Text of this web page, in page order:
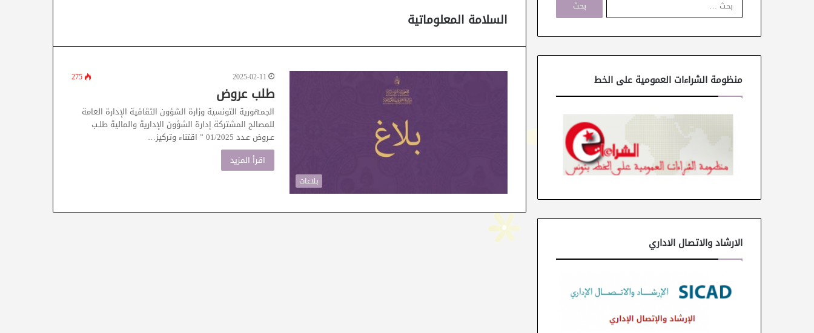
السلامة المعلوماتية
بلاغات
2025-02-11
275
طلب عروض
الجمهورية التونسية وزارة الشؤون الثقافية الإدارة العامة
للمصالح المشتركة إدارة الشؤون الإدارية والمالية طلـب
عـروض عـدد 01/2025 ” اقتناء وتركيز…
اقرأ المزيد
ح
ن
منظومة الشراءات العمومية على الخط
الارشاد والاتصال الاداري